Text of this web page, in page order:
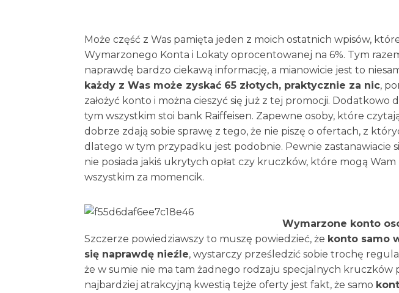
Może część z Was pamięta jeden z moich ostatnich wpisów,
Wymarzonego Konta i Lokaty oprocentowanej na 6%. Tym
naprawdę bardzo ciekawą informację, a mianowicie jest to
każdy z Was może zyskać 65 złotych, praktycznie za nic,
założyć konto i można cieszyć się już z tej promocji. Dodatkowo
tym wszystkim stoi bank Raiffeisen. Zapewne osoby, które
dobrze zdają sobie sprawę z tego, że nie piszę o ofertach, z
dlatego w tym przypadku jest podobnie. Pewnie zastanawiacie
nie posiada jakiś ukrytych opłat czy kruczków, które mogą Wam
wszystkim za momencik.
Wymarzone konto
Szczerze powiedziawszy to muszę powiedzieć, że konto samo
się naprawdę nieźle, wystarczy prześledzić sobie trochę
że w sumie nie ma tam żadnego rodzaju specjalnych kruczków
najbardziej atrakcyjną kwestią tejże oferty jest fakt, że samo